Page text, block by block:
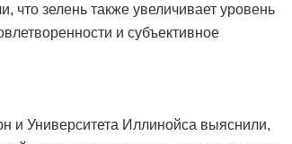
что зелень также увеличивает уровень
и субъективное
и Университета Иллинойса выяснили,